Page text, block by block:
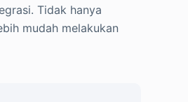
Tidak hanya
mudah melakukan